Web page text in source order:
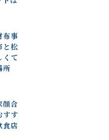
布事
と松
くて
所
顔合
すす
食店